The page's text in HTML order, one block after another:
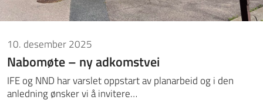
10. desember 2025
Nabomøte – ny adkomstvei
IFE og NND har varslet oppstart av planarbeid og i den
anledning ønsker vi å invitere…